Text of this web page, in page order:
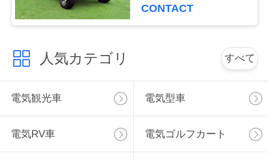
絡
だ
さ
い
ニ
CONTACT
人気カテゴリ すべて
電気観光車 電気型車
電気RV車 電気ゴルフカート